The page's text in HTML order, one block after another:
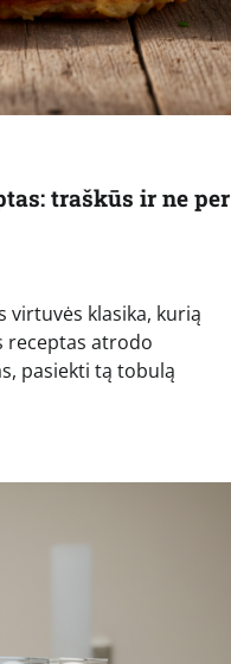
traškūs ir ne per
virtuvės klasika, kurią
receptas atrodo
pasiekti tą tobulą